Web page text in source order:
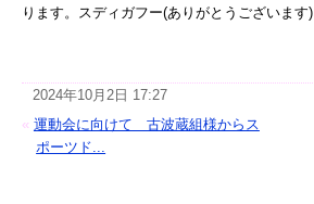
ります。スディガフー(ありがとうございます)
2024年10月2日 17:27
« 運動会に向けて 古波蔵組様からス
ポーツド...